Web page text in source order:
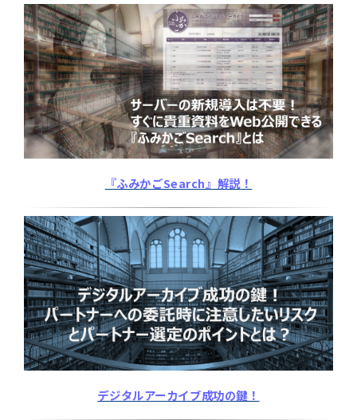
『ふみかごSearch』解説！
デジタルアーカイブ成功の鍵！